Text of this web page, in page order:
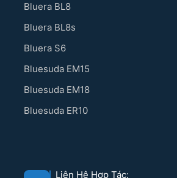
Bluera BL8
Bluera BL8s
Bluera S6
Bluesuda EM15
Bluesuda EM18
Bluesuda ER10
Liên Hệ Hợp Tác: